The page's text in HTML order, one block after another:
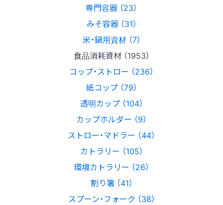
専門容器 （23）
みそ容器 （31）
米・鍋用資材 （7）
食品消耗資材 （1953）
コップ・ストロー （236）
紙コップ （79）
透明カップ （104）
カップホルダー （9）
ストロー・マドラー （44）
カトラリー （105）
環境カトラリー （26）
割り箸 （41）
スプーン・フォーク （38）